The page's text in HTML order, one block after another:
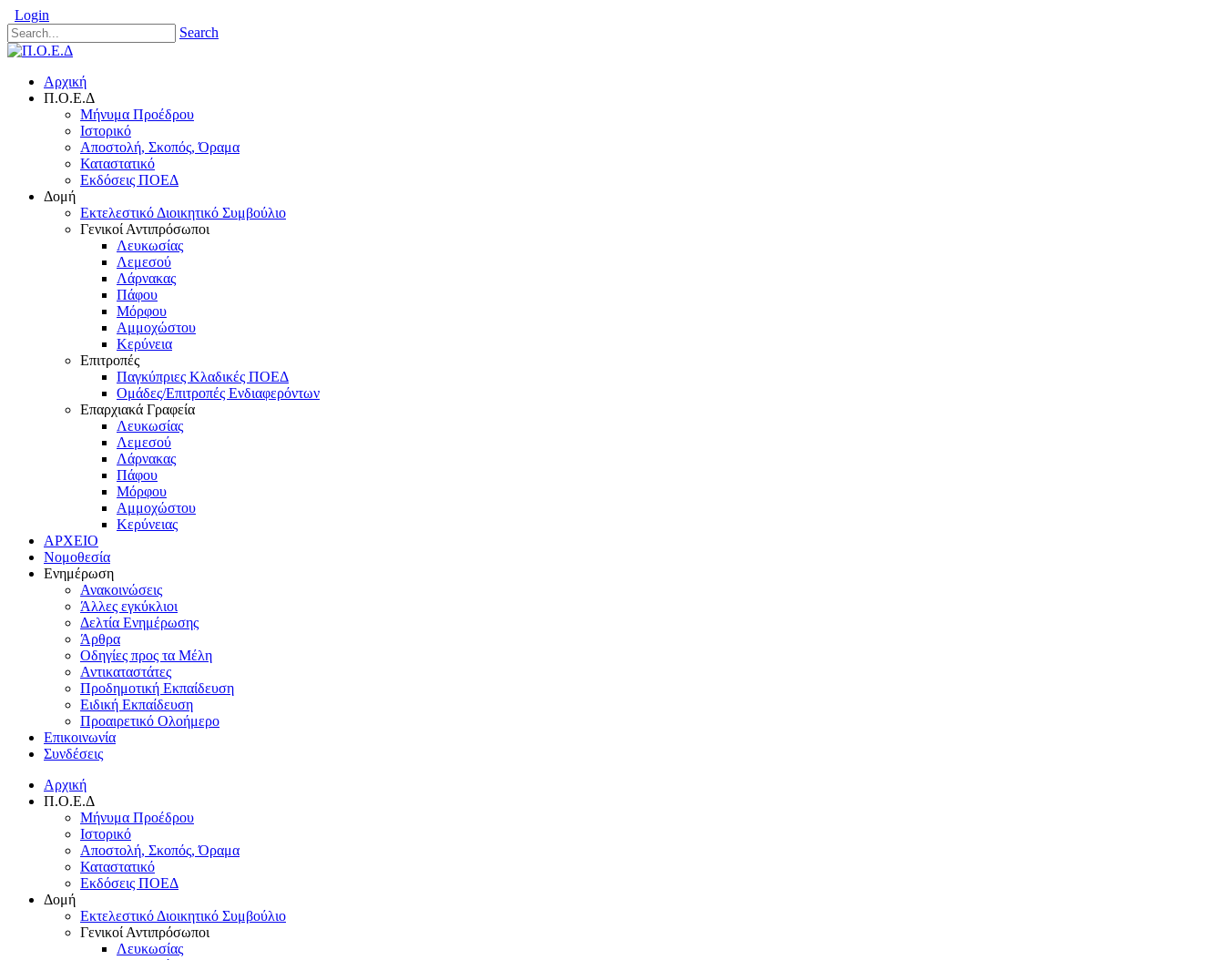
Login
Search
Αρχική
Π.Ο.Ε.Δ
Μήνυμα Προέδρου
Ιστορικό
Αποστολή, Σκοπός, Όραμα
Καταστατικό
Εκδόσεις ΠΟΕΔ
Δομή
Εκτελεστικό Διοικητικό Συμβούλιο
Γενικοί Αντιπρόσωποι
Λευκωσίας
Λεμεσού
Λάρνακας
Πάφου
Μόρφου
Αμμοχώστου
Κερύνεια
Επιτροπές
Παγκύπριες Κλαδικές ΠΟΕΔ
Ομάδες/Επιτροπές Ενδιαφερόντων
Επαρχιακά Γραφεία
Λευκωσίας
Λεμεσού
Λάρνακας
Πάφου
Μόρφου
Αμμοχώστου
Κερύνειας
ΑΡΧΕΙΟ
Νομοθεσία
Ενημέρωση
Ανακοινώσεις
Άλλες εγκύκλιοι
Δελτία Ενημέρωσης
Άρθρα
Οδηγίες προς τα Μέλη
Αντικαταστάτες
Προδημοτική Εκπαίδευση
Ειδική Εκπαίδευση
Προαιρετικό Ολοήμερο
Επικοινωνία
Συνδέσεις
Αρχική
Π.Ο.Ε.Δ
Μήνυμα Προέδρου
Ιστορικό
Αποστολή, Σκοπός, Όραμα
Καταστατικό
Εκδόσεις ΠΟΕΔ
Δομή
Εκτελεστικό Διοικητικό Συμβούλιο
Γενικοί Αντιπρόσωποι
Λευκωσίας